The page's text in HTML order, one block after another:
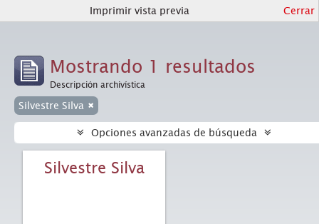
Imprimir vista previa Cerrar
Mostrando 1 resultados
Descripción archivística
Silvestre Silva
Opciones avanzadas de búsqueda
Silvestre Silva